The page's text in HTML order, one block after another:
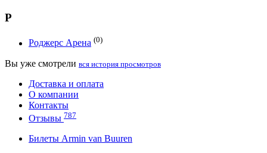
Р
Роджерс Арена (0)
Вы уже смотрели вся история просмотров
Доставка и оплата
О компании
Контакты
Отзывы 787
Билеты Armin van Buuren